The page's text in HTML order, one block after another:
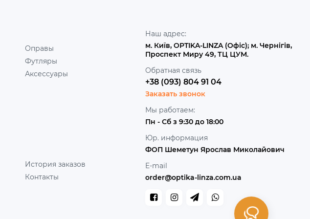
Оправы
Футляры
Аксессуары
История заказов
Контакты
Наш адрес:
м. Київ, OPTIKA-LINZA (Офіс); м. Чернігів,
Проспект Миру 49, ТЦ ЦУМ.
Обратная связь
+38 (093) 804 91 04
Заказать звонок
Мы работаем:
Пн - Сб з 9:30 до 18:00
Юр. информация
ФОП Шеметун Ярослав Миколайович
E-mail
order@optika-linza.com.ua